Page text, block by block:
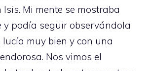
Isis. Mi mente se mostraba
y podía seguir observándola
lucía muy bien y con una
Nos vimos el